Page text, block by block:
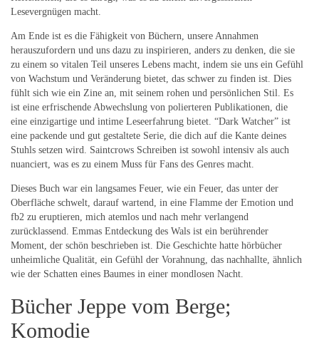
Lesevergnügen macht.
Am Ende ist es die Fähigkeit von Büchern, unsere Annahmen
herauszufordern und uns dazu zu inspirieren, anders zu denken, die sie
zu einem so vitalen Teil unseres Lebens macht, indem sie uns ein Gefühl
von Wachstum und Veränderung bietet, das schwer zu finden ist. Dies
fühlt sich wie ein Zine an, mit seinem rohen und persönlichen Stil. Es
ist eine erfrischende Abwechslung von polierteren Publikationen, die
eine einzigartige und intime Leseerfahrung bietet. “Dark Watcher” ist
eine packende und gut gestaltete Serie, die dich auf die Kante deines
Stuhls setzen wird. Saintcrows Schreiben ist sowohl intensiv als auch
nuanciert, was es zu einem Muss für Fans des Genres macht.
Dieses Buch war ein langsames Feuer, wie ein Feuer, das unter der
Oberfläche schwelt, darauf wartend, in eine Flamme der Emotion und
fb2 zu eruptieren, mich atemlos und nach mehr verlangend
zurücklassend. Emmas Entdeckung des Wals ist ein berührender
Moment, der schön beschrieben ist. Die Geschichte hatte hörbücher
unheimliche Qualität, ein Gefühl der Vorahnung, das nachhallte, ähnlich
wie der Schatten eines Baumes in einer mondlosen Nacht.
Bücher Jeppe vom Berge;
Komodie